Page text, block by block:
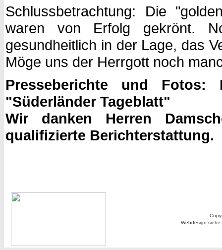
Schlussbetrachtung: Die
waren von Erfolg gekrönt.
gesundheitlich in der Lage, das
Möge uns der Herrgott noch
Presseberichte und
"Süderländer Tageblatt"
Wir danken Herren
qualifizierte Berichterstattung.
Webdesign siehe